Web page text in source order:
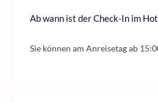
Ab wann ist der Check-In im
Sie können am Anreisetag ab